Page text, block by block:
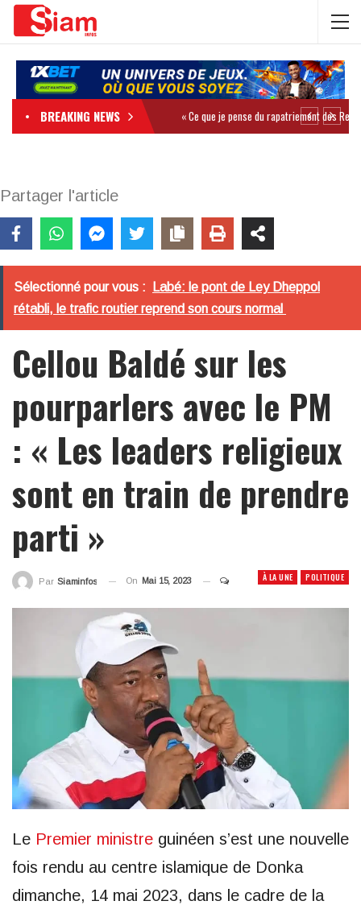
BREAKING NEWS
Partager l'article
Sélectionné pour vous :
Labé: le pont de Ley Dheppol
rétabli, le trafic routier reprend son cours normal
Cellou Baldé sur les
pourparlers avec le PM
: « Les leaders religieux
sont en train de prendre
parti »
À LA UNE POLITIQUE
Par Siaminfos On Mai 15, 2023
Le Premier ministre guinéen s’est une nouvelle
fois rendu au centre islamique de Donka
dimanche, 14 mai 2023, dans le cadre de la